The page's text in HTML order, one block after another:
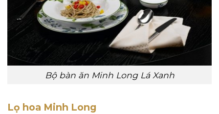
Bộ bàn ăn Minh Long Lá Xanh
Lọ hoa Minh Long